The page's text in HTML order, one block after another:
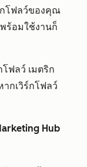
กโฟลว์ของคุณ
ร้อมใช้งานก็
โฟลว์ เมตริก
กเวิร์กโฟลว์
Hub